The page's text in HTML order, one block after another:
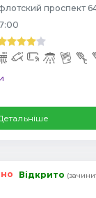
Відкрито